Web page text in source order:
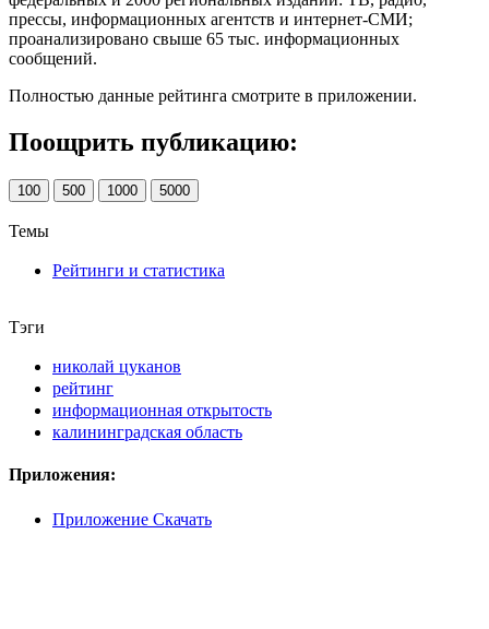
прессы, информационных агентств и интернет-СМИ;
проанализировано свыше 65 тыс. информационных
сообщений.
Полностью данные рейтинга смотрите в приложении.
Поощрить публикацию:
100 500 1000 5000
Темы
Рейтинги и статистика
Тэги
николай цуканов
рейтинг
информационная открытость
калининградская область
Приложения:
Приложение Скачать